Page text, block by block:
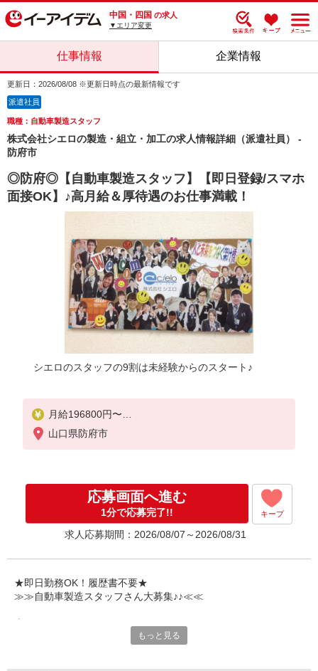
中国・四国 の求人
▼エリア変更
仕事情報 企業情報
更新日：2026/08/08 ※更新日時点の最新情報です
派遣社員
職種：自動車製造スタッフ
株式会社シエロの製造・組立・加工の求人情報詳細（派遣社員） -
防府市
◎防府◎【自動車製造スタッフ】【即日登録/スマホ
面接OK】♪高月給＆厚待遇のお仕事満載！
シエロのスタッフの9割は未経験からのスタート♪
月給196800円〜
※残業など含めた想定月収260000円
※残業代支給
゜+゜・。○。・゜+゜・。○。・゜+゜
入社祝い金10万円支給(規定有)
お友達を紹介頂くと,
インセンティブ支給(規定有)
山口県防府市
応募画面へ進む
1分で応募完了!! キープ
求人応募期間：2026/08/07～2026/08/31
★即日勤務OK！履歴書不要★
≫≫自動車製造スタッフさん大募集♪♪≪≪
職場での不安や悩み事があればもっと見る